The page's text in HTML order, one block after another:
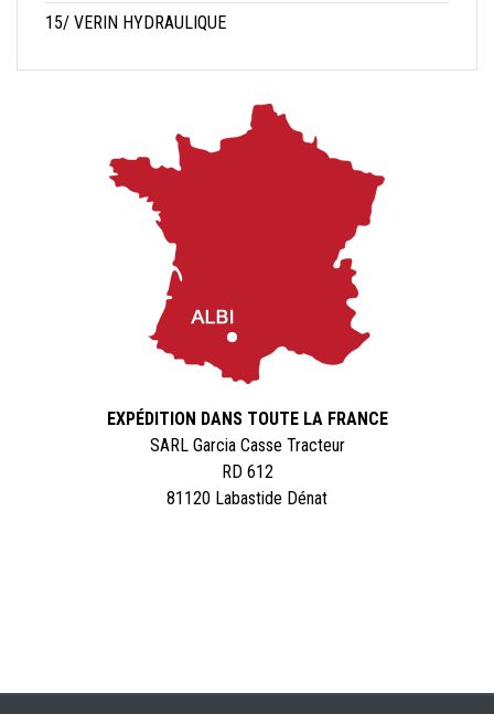
15/ VERIN HYDRAULIQUE
EXPÉDITION DANS TOUTE LA FRANCE
SARL Garcia Casse Tracteur
RD 612
81120 Labastide Dénat